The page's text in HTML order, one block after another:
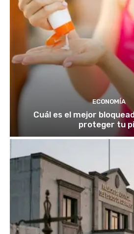
ECONOMÍA
Cuál es el mejor
proteger tu